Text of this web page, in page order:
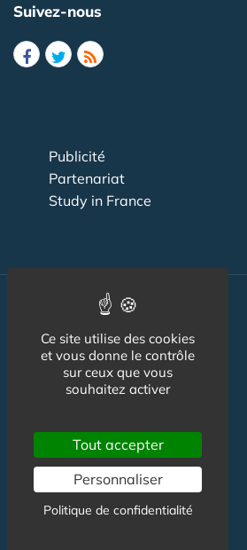
Suivez-nous
Publicité
Partenariat
Study in France
Emploi
Mode & beauté
Tarif étudiant
Logement
Culture
Ce site utilise des cookies
et vous donne le contrôle
sur ceux que vous
souhaitez activer
Tout accepter
Personnaliser
Politique de confidentialité